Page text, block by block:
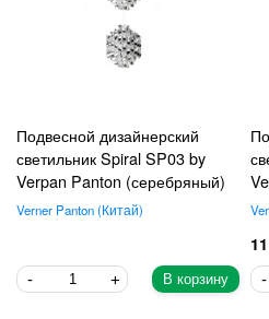
Подвесной дизайнерский
светильник Spiral SP03 by
Verpan Panton (серебряный)
Verner Panton Китай
В корзину